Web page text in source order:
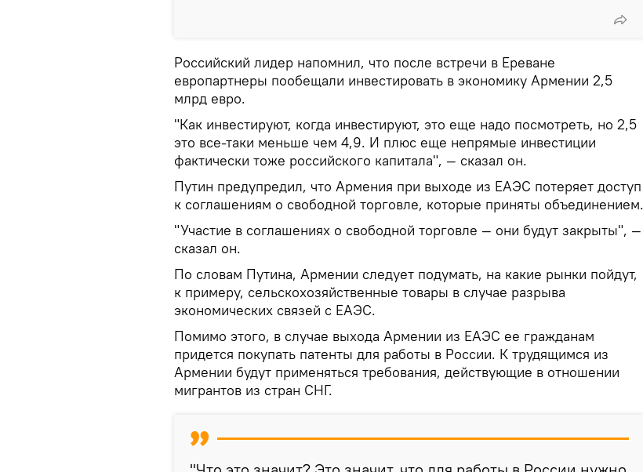
Российский лидер напомнил, что после встречи в Ереване
европартнеры пообещали инвестировать в экономику Армении 2,5
млрд евро.
"Как инвестируют, когда инвестируют, это еще надо посмотреть, но 2,5
это все-таки меньше чем 4,9. И плюс еще непрямые инвестиции
фактически тоже российского капитала", — сказал он.
Путин предупредил, что Армения при выходе из ЕАЭС потеряет доступ
к соглашениям о свободной торговле, которые приняты объединением.
"Участие в соглашениях о свободной торговле — они будут закрыты", —
сказал он.
По словам Путина, Армении следует подумать, на какие рынки пойдут,
к примеру, сельскохозяйственные товары в случае разрыва
экономических связей с ЕАЭС.
Помимо этого, в случае выхода Армении из ЕАЭС ее гражданам
придется покупать патенты для работы в России. К трудящимся из
Армении будут применяться требования, действующие в отношении
мигрантов из стран СНГ.